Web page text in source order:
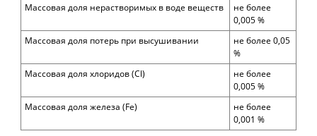
Массовая доля нерастворимых в воде веществ
не более
0,005 %
Массовая доля потерь при высушивании
не более 0,05
%
Массовая доля хлоридов (Cl)
не более
0,005%
Массовая доля железа (Fe)
не более
0,001 %